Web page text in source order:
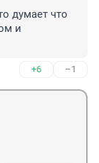
думает что
и
+6 –1